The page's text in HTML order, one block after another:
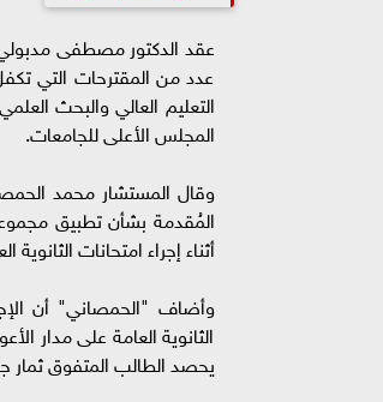
عقد الدكتور مصطفى
عدد من المقترحات التي
التعليم العالي والبحث
المجلس الأعلى للجامعات.
وقال المستشار محمد
المُقدمة بشأن تطبيق
أثناء إجراء امتحانات
وأضاف "الحمصاني" أن
الثانوية العامة على مدار
يحصد الطالب المتفوق ثمار